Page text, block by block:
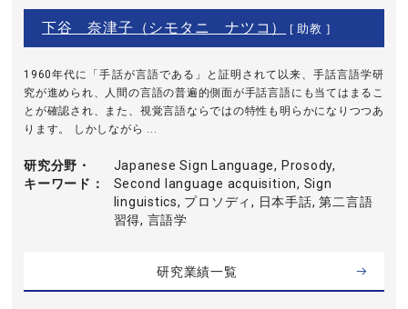
下谷 奈津子（シモタニ ナツコ） [ 助教 ]
1960年代に「手話が言語である」と証明されて以来、手話言語学研
究が進められ、人間の言語の普遍的側面が手話言語にも当てはまるこ
とが確認され、また、視覚言語ならではの特性も明らかになりつつあ
ります。 しかしながら ...
研究分野・
キーワード
Japanese Sign Language, Prosody,
Second language acquisition, Sign
linguistics, プロソディ, 日本手話, 第二言語
習得, 言語学
研究業績一覧